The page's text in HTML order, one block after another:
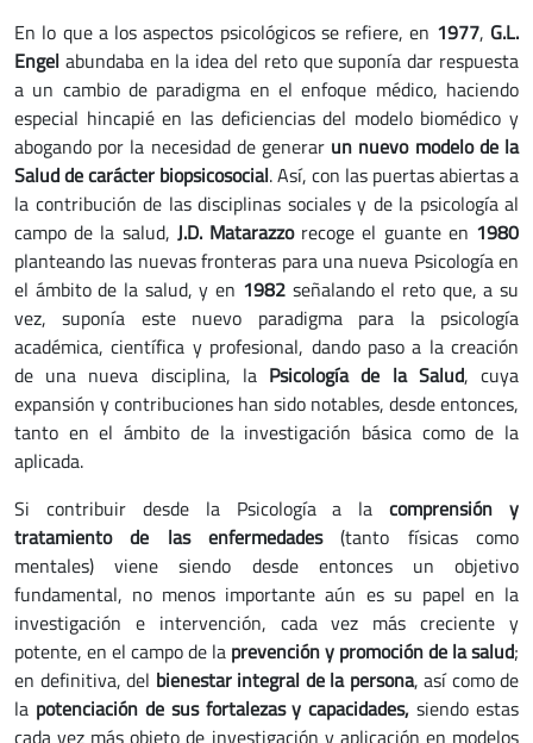
En lo que a los aspectos psicológicos se refiere, en 1977, G.L.
Engel abundaba en la idea del reto que suponía dar respuesta
a un cambio de paradigma en el enfoque médico, haciendo
especial hincapié en las deficiencias del modelo biomédico y
abogando por la necesidad de generar un nuevo modelo de la
Salud de carácter biopsicosocial. Así, con las puertas abiertas a
la contribución de las disciplinas sociales y de la psicología al
campo de la salud, J.D. Matarazzorecoge el guante en 1980
planteando las nuevas fronteras para una nueva Psicología en
el ámbito de la salud, y en 1982señalando el reto que, a su
vez, suponía este nuevo paradigma para la psicología
académica, científica y profesional, dando paso a la creación
de una nueva disciplina, la Psicología de la Salud, cuya
expansión y contribuciones han sido notables, desde entonces,
tanto en el ámbito de la investigación básica como de la
aplicada.
Si contribuir desde la Psicología a lacomprensión y
tratamiento de las enfermedades(tanto físicas como
mentales) viene siendo desde entonces un objetivo
fundamental, no menos importante aún es su papel en la
investigación e intervención, cada vez más creciente y
potente, en el campo de la prevención y promoción de la salud;
en definitiva, del bienestar integral de la persona, así como de
la potenciación de sus fortalezas y capacidades,siendo estas
cada vez más objeto de investigación y aplicación en modelos